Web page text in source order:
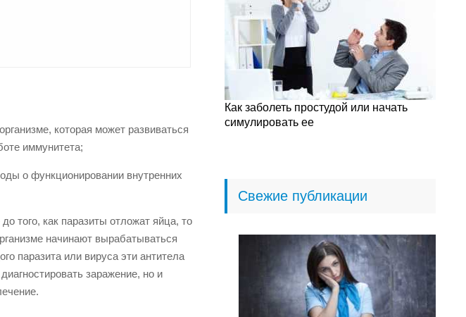
которая может развиваться
иммунитета;
о функционировании внутренних
того, как паразиты отложат яйца, то
начинают вырабатываться
паразита или вируса эти антитела
заражение, но и
Как заболеть простудой или начать
симулировать ее
Свежие публикации